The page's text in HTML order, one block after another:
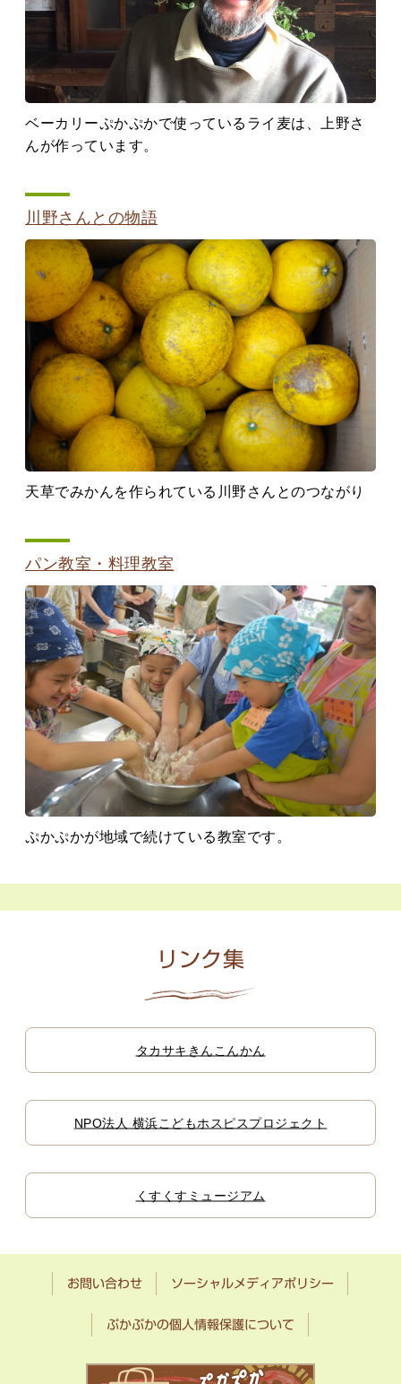
ベーカリーぷかぷかで使っているライ麦は、上野さ
んが作っています。
川野さんとの物語
天草でみかんを作られている川野さんとのつながり
パン教室・料理教室
ぷかぷかが地域で続けている教室です。
リンク集
タカサキきんこんかん
NPO法人 横浜こどもホスピスプロジェクト
くすくすミュージアム
お問い合わせ ソーシャルメディアポリシー
ぷかぷかの個人情報保護について